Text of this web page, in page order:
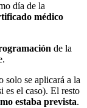
día de la
médico
de la
solo se aplicará a la
es el caso). El resto
estaba prevista.